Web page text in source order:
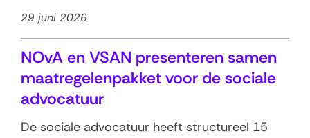
29 juni 2026
NOvA en VSAN presenteren samen
maatregelenpakket voor de sociale
advocatuur
De sociale advocatuur heeft structureel 15